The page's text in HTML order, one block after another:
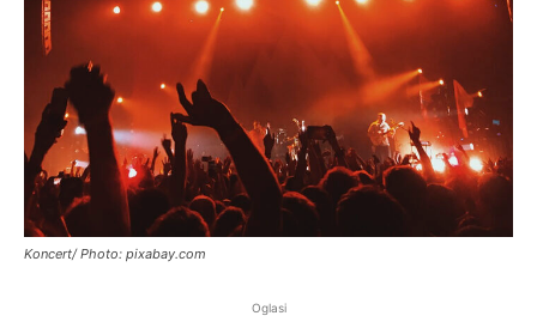
Koncert/ Photo: pixabay.com
Oglasi